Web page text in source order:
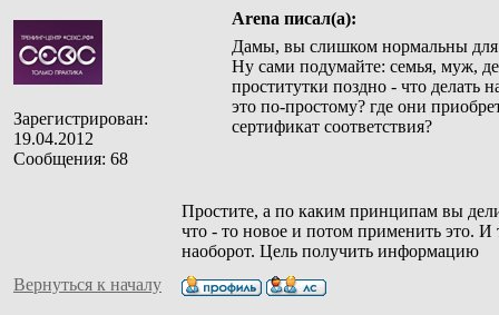
Зарегистрирован:
19.04.2012
Сообщения: 68
Arena писал(а):
Дамы, вы слишком нормальны для
Ну сами подумайте: семья, муж,
проститутки поздно - что делать
это по-простому? где они
сертификат соответствия?
Простите, а по каким принципам вы
что - то новое и потом применить это.
наоборот. Цель получить информацию
Вернуться к началу